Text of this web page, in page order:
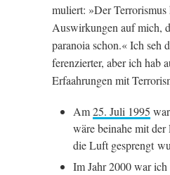
mu­liert: »Der Ter­ror­is­mus
Aus­wirkun­gen auf mich,
para­noia schon.« Ich seh
fer­en­ziert­er, aber ich hab
Erfaahrungen mit
Am25. Juli 1995
wäre bei­nahe mit der
die Luft gespren­gt
Im Jahr 2000 war